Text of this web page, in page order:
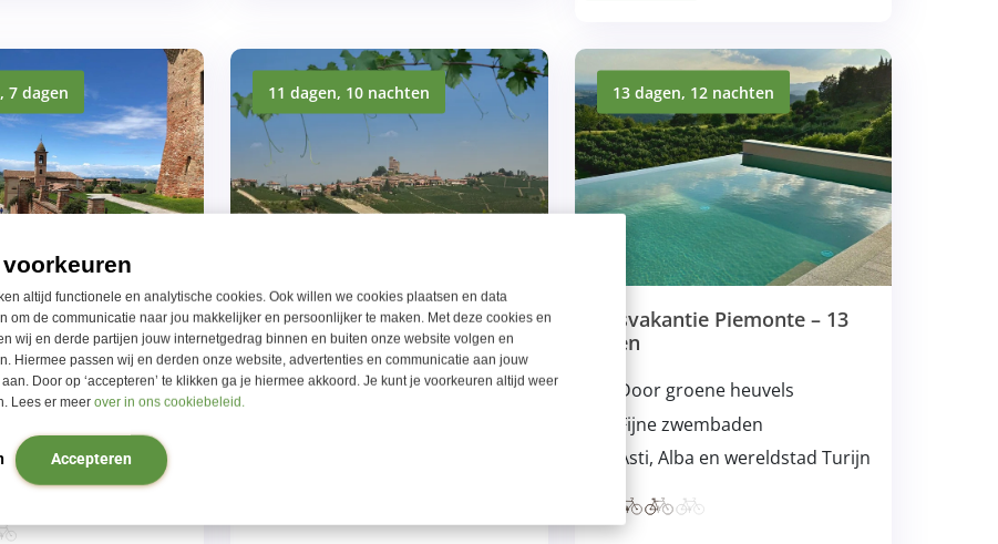
altijd functionele en analytische cookies. Ook willen we cookies plaatsen en data
om de communicatie naar jou makkelijker en persoonlijker te maken. Met deze cookies en
wij en derde partijen jouw internetgedrag binnen en buiten onze website volgen en
Hiermee passen wij en derden onze website, advertenties en communicatie aan jouw
Door op ‘accepteren’ te klikken ga je hiermee akkoord. Je kunt je voorkeuren altijd weer
Lees er meer over in ons cookiebeleid.
Accepteren
7 dagen
Piemonte Cuneo
dorpjes en oude
11 dagen, 10 nachten
Fietsvakantie Piemonte Cuneo
– 11 dagen
Rustige wegen
13 dagen, 12 nachten
Fietsvakantie Piemonte – 13
dagen
Door groene heuvels
Fijne zwembaden
Asti, Alba en wereldstad Turijn